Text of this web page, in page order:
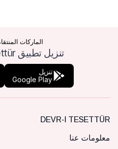
الماركات
تنزيل تطبيق Devr-i Tesettür
تنزيل
Google Play
DEVR-I TESETTÜR
معلومات عنا